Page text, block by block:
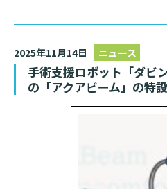
数字で見る
東部病院のいま
臨床研究に関する情報公開
入院が決まったら
入院中の過ごし方
医療機関様からのよくあるご
連携登録医制度
医療関係者向け講習・研修
病院ボランティア募集
ご寄付のお願い
2025年11月14日 ニュース
手術支援ロボット「ダビ
の「アクアビーム」の特